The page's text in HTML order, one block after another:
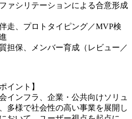
ァシリテーションによる合意形成
走、プロトタイピング／MVP検
担保、メンバー育成（レビュー／
イント】
インフラ、企業・公共向けソリュ
多様で社会性の高い事業を展開し